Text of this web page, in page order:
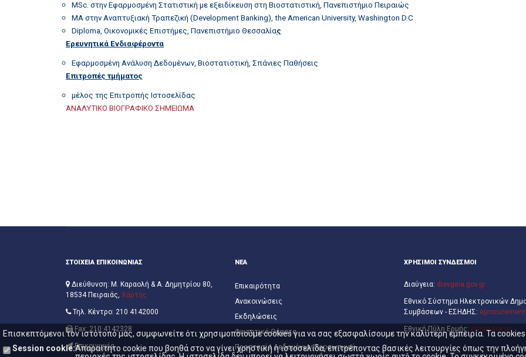
MSc. στην Εφαρμοσμένη Στατιστική με εξειδίκευση στη Βιοστατιστική, Πανεπιστήμιο Πειραιώς
MA στην Αναπτυξιακή Τραπεζική (Development Banking), the American University, Washington D.C
Diploma, Οικονομικές Επιστήμες, Πανεπιστήμιο Θεσσαλίας
Ερευνητικά Ενδιαφέροντα
Εφαρμοσμένη Ανάλυση Δεδομένων, Βιοστατιστική, Σπάνιες Παθήσεις
Επιτροπές τμήματος
μέλος της Επιτροπής Ιστοσελίδας
ΑΝΑΛΥΤΙΚΟ ΒΙΟΓΡΑΦΙΚΟ ΣΗΜΕΙΩΜΑ
ΣΤΟΙΧΕΙΑ ΕΠΙΚΟΙΝΩΝΙΑΣ
Διεύθυνση: Μ. Καραολή & Α. Δημητρίου 80,
18534 Πειραιάς, Χάρτης
Τηλ. Κέντρο: 210 4142000
Fax: 210 4142328
Επικοινωνία
ΝΕΑ
Επικαιρότητα
Ανακοινώσεις
Εκδηλώσεις
Φοιτητικά Θέματα
Προστασία Δεδομένων Προσωπικού
ΧΡΗΣΙΜΟΙ ΣΥΝΔΕΣΜΟΙ
Διαύγεια: diavgeia.gov.gr
Εθνικό Σύστημα Ηλεκτρονικών
Συμβάσεων - ΕΣΗΔΗΣ:
Εθνική Πύλη Ερμής: ermis.gov.gr
Επισκεπτόμενοι τον ιστότοπό μας, συμφωνείτε ότι χρησιμοποιούμε cookies για να σας εξασφαλίσουμε την καλύτερη εμπειρία. Τα
Session cookie:Απαραίτητο cookie που βοηθά στο να γίνει χρηστική η ιστοσελίδα, επιτρέποντας βασικές λειτουργίες όπως την